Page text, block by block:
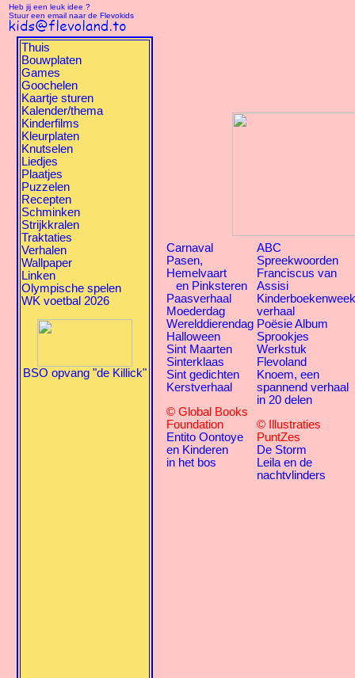
Heb jij een leuk idee ?
Stuur een email naar de Flevokids
Thuis
Bouwplaten
Games
Goochelen
Kaartje sturen
Kalender/thema
Kinderfilms
Kleurplaten
Knutselen
Liedjes
Plaatjes
Puzzelen
Recepten
Schminken
Strijkkralen
Traktaties
Verhalen
Wallpaper
Linken
Olympische spelen
WK voetbal 2026
BSO opvang "de Killick"
Carnaval
Pasen,
Hemelvaart
en Pinksteren
Paasverhaal
Moederdag
Werelddierendag
Halloween
Sint Maarten
Sinterklaas
Sint gedichten
Kerstverhaal
© Global Books
Foundation
Entito Oontoye
en Kinderen
in het bos
ABC
Spreekwoorden
Franciscus van
Assisi
Kinderboekenweek
verhaal
Poësie Album
Sprookjes
Werkstuk
Flevoland
Knoem, een
spannend verhaal
in 20 delen
© Illustraties
PuntZes
De Storm
Leila en de
nachtvlinders